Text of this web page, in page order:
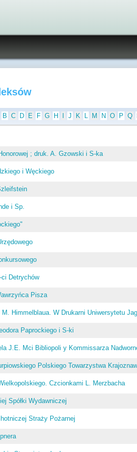
B C D E F G H J K L M N O P Q
; druk. A. Gzowski i S-ka
i Węckiego
i Sp.
ci Detrychów
Pisza
M. Himmelblaua. W Drukarni Uniwersytetu
Paprockiego i S-ki
J.E. Mci Bibliopoli y Kommissarza
Polskiego Towarzystwa
Czcionkami L. Merzbacha
Spółki Wydawniczej
Straży Pożarnej